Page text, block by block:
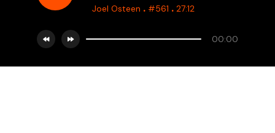
Joel Osteen . #561 . 27:12
00:00